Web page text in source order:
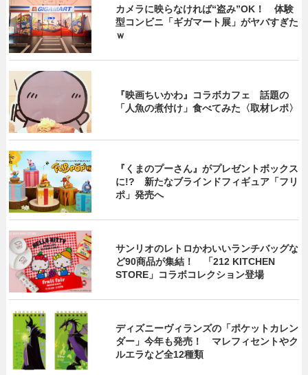
カメラに映らなければ“盗み”OK！ 体験
型コンビニ「ギガマート展」がヤバすぎた
ｗ
『映画ちいかわ』コラボカフェ 話題の
「人魚の煮付け」食べてみた〈取材レポ〉
『くまのプーさん』がプレゼントボックス
に!? 新たなブラインドフィギュア「フリ
ポ」発売へ
サンリオのレトロかわいいランチバッグな
ど90商品が集結！ 「212 KITCHEN
STORE」コラボコレクション登場
ディズニーヴィランズの「ポケットカレン
ダー」今年も発売！ マレフィセントやク
ルエラなど全12種類